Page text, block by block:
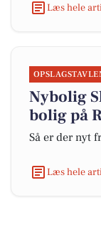
Læs hele
Nybolig
bolig på
Så er der nyt
Læs hele